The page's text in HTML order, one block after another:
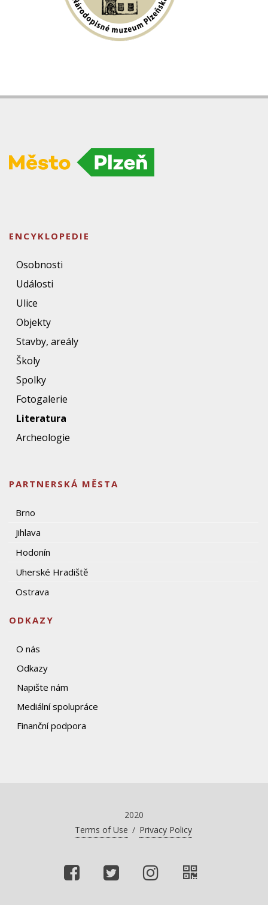
ENCYKLOPEDIE
Osobnosti
Události
Ulice
Objekty
Stavby, areály
Školy
Spolky
Fotogalerie
Literatura
Archeologie
PARTNERSKÁ MĚSTA
Brno
Jihlava
Hodonín
Uherské Hradiště
Ostrava
ODKAZY
O nás
Odkazy
Napište nám
Mediální spolupráce
Finanční podpora
2020
Terms of Use / Privacy Policy